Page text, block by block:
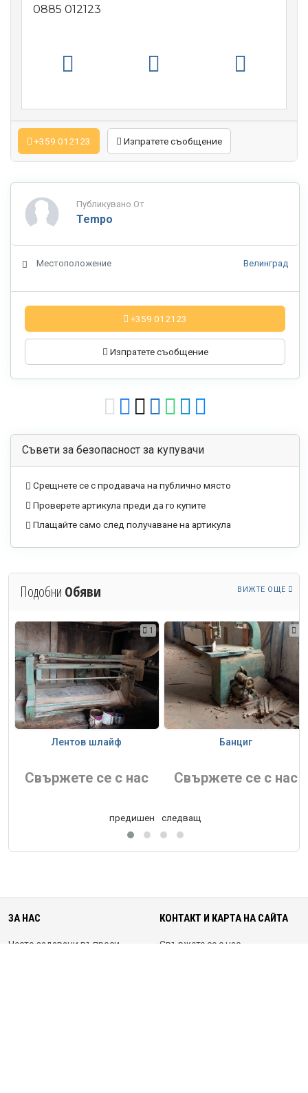
0885 012123
+359 012123 Изпратете съобщение
Публикувано От
Tempo
Местоположение Велинград
+359 012123
Изпратете съобщение
Съвети за безопасност за купувачи
Срещнете се с продавача на публично място
Проверете артикула преди да го купите
Плащайте само след получаване на артикула
Подобни Обяви ВИЖТЕ ОЩЕ
1
Лентов шлайф
Свържете се с нас
Банциг
Свържете се с нас
предишен следващ
ЗА НАС
Често задавани въпроси
КОНТАКТ И КАРТА НА САЙТА
Свържете се с нас